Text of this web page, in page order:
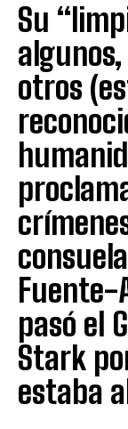
Su
otros
Fuente-
pasó el
Stark
estaba